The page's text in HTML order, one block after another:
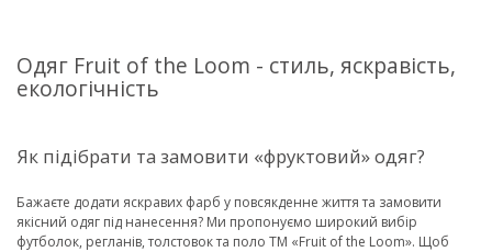
Одяг Fruit of the Loom - стиль, яскравість,
екологічність
Як підібрати та замовити «фруктовий» одяг?
Бажаєте додати яскравих фарб у повсякденне життя та замовити
якісний одяг під нанесення? Ми пропонуємо широкий вибір
футболок, регланів, толстовок та поло ТМ «Fruit of the Loom». Щоб